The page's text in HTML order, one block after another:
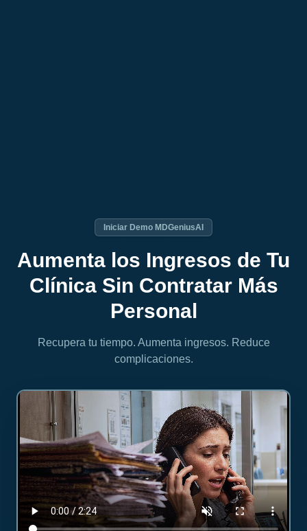
Iniciar Demo MDGeniusAI
Aumenta los Ingresos de Tu
Clínica Sin Contratar Más
Personal
Recupera tu tiempo. Aumenta ingresos. Reduce
complicaciones.